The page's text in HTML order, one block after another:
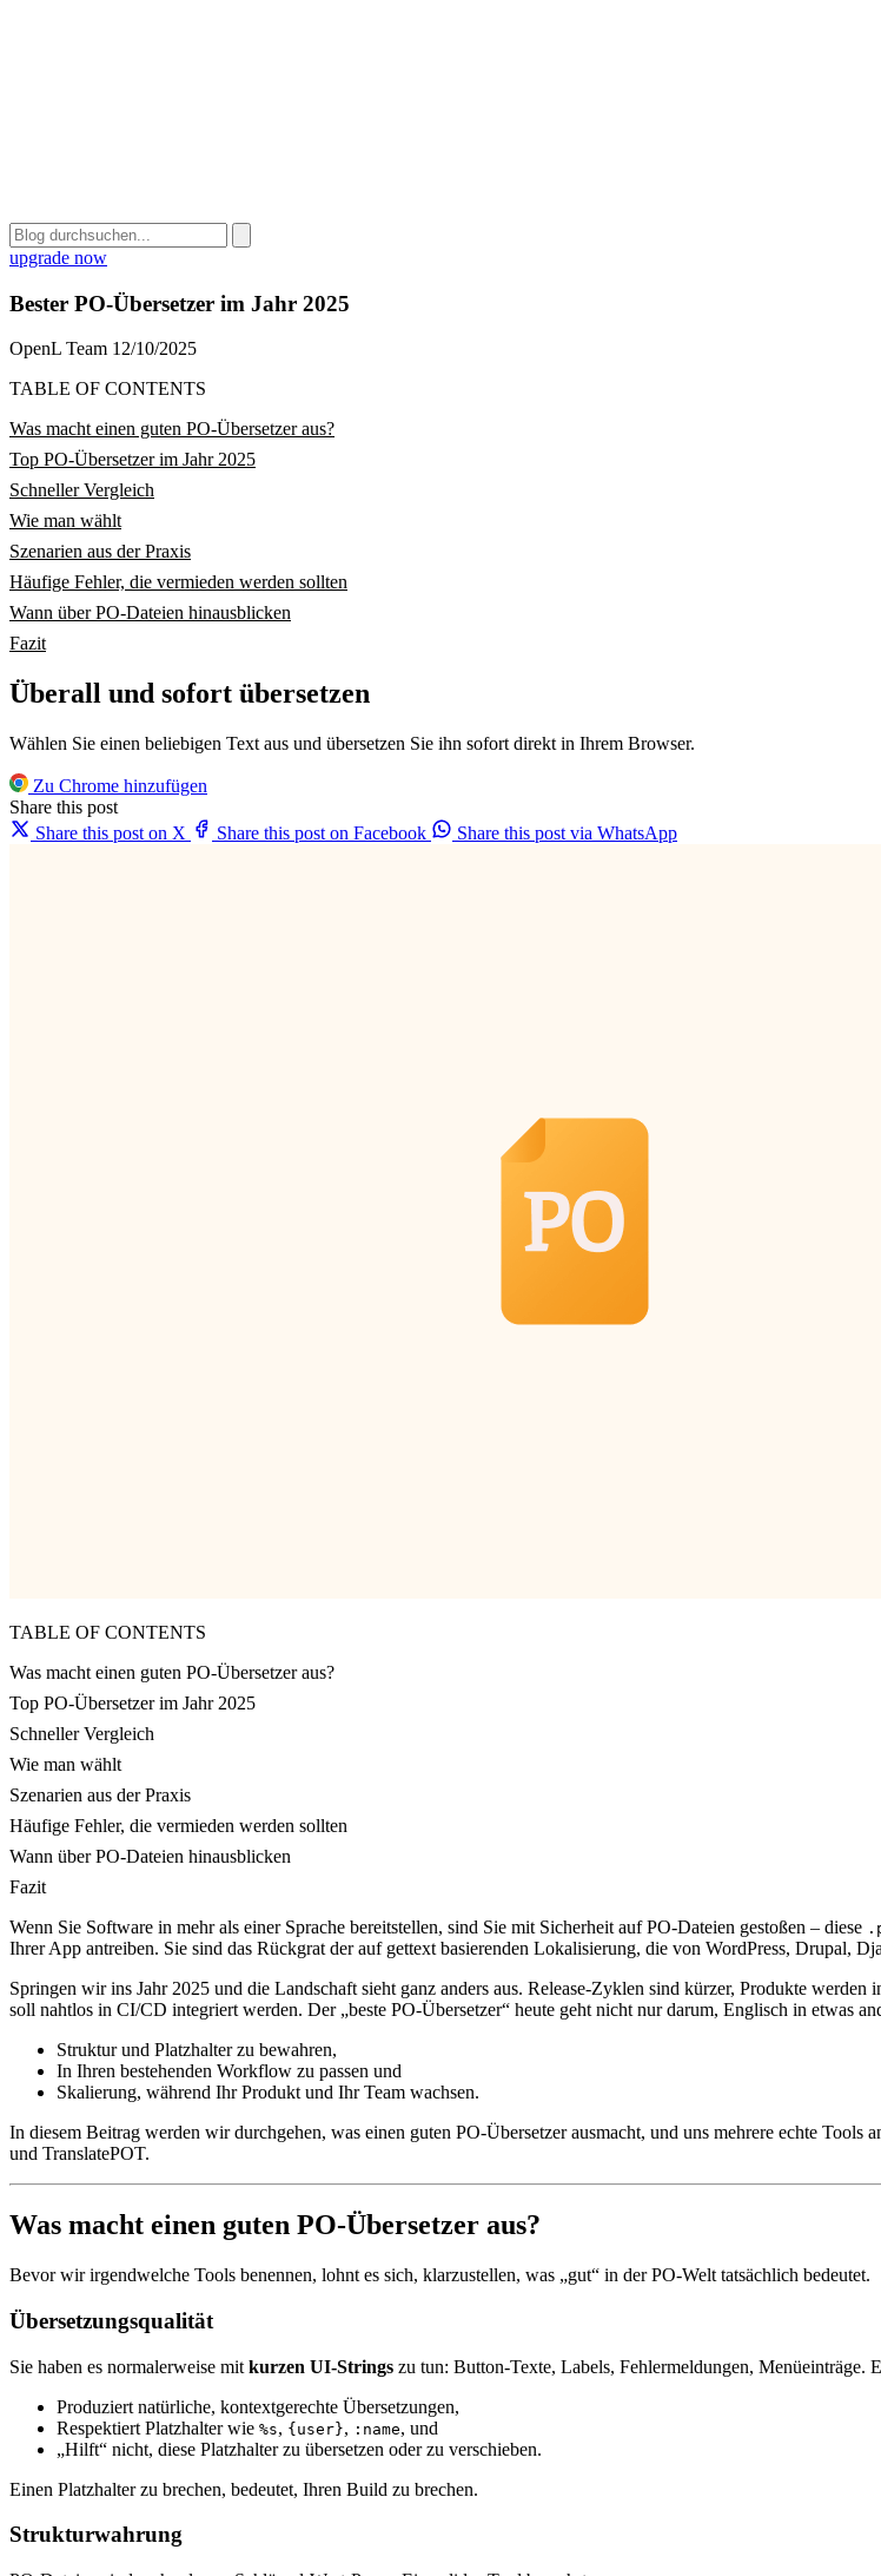
upgrade now
Bester PO-Übersetzer im Jahr 2025
OpenL Team 12/10/2025
TABLE OF CONTENTS
Was macht einen guten PO-Übersetzer aus?
Top PO-Übersetzer im Jahr 2025
Schneller Vergleich
Wie man wählt
Szenarien aus der Praxis
Häufige Fehler, die vermieden werden sollten
Wann über PO-Dateien hinausblicken
Fazit
Überall und sofort übersetzen
Wählen Sie einen beliebigen Text aus und übersetzen Sie ihn sofort direkt in Ihrem Browser.
Zu Chrome hinzufügen
Share this post
Share this post on X
Share this post on Facebook Share this post via WhatsApp
TABLE OF CONTENTS
Was macht einen guten PO-Übersetzer aus?
Top PO-Übersetzer im Jahr 2025
Schneller Vergleich
Wie man wählt
Szenarien aus der Praxis
Häufige Fehler, die vermieden werden sollten
Wann über PO-Dateien hinausblicken
Fazit
Wenn Sie Software in mehr als einer Sprache bereitstellen, sind Sie mit Sicherheit auf PO-Dateien gestoßen – diese
Ihrer App antreiben. Sie sind das Rückgrat der auf gettext basierenden Lokalisierung, die von WordPress, Drupal,
Springen wir ins Jahr 2025 und die Landschaft sieht ganz anders aus. Release-Zyklen sind kürzer, Produkte
soll nahtlos in CI/CD integriert werden. Der „beste PO-Übersetzer“ heute geht nicht nur darum, Englisch in etwas
Struktur und Platzhalter zu bewahren,
In Ihren bestehenden Workflow zu passen und
Skalierung, während Ihr Produkt und Ihr Team wachsen.
In diesem Beitrag werden wir durchgehen, was einen guten PO-Übersetzer ausmacht, und uns mehrere echte Tools
und TranslatePOT.
Was macht einen guten PO-Übersetzer aus?
Bevor wir irgendwelche Tools benennen, lohnt es sich, klarzustellen, was „gut“ in der PO-Welt tatsächlich bedeutet.
Übersetzungsqualität
Sie haben es normalerweise mit kurzen UI-Strings zu tun: Button-Texte, Labels, Fehlermeldungen, Menüeinträge.
Produziert natürliche, kontextgerechte Übersetzungen,
Respektiert Platzhalter wie %s, {user}, :name, und
„Hilft“ nicht, diese Platzhalter zu übersetzen oder zu verschieben.
Einen Platzhalter zu brechen, bedeutet, Ihren Build zu brechen.
Strukturwahrung